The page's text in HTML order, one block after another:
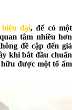
đại, để có một
tâm nhiều hơn
đề cập đến giá
khi bắt đầu chuẩn
được một tổ ấm